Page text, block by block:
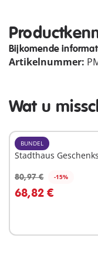
Bijkomende
Artikelnummer:
Wat u
BUNDEL
Stadthaus
80,97 € -15%
68,82 €
In winkelwagen